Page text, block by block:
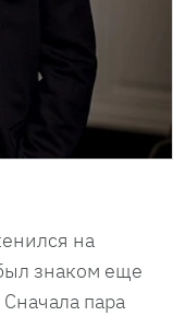
на
знаком еще
пара